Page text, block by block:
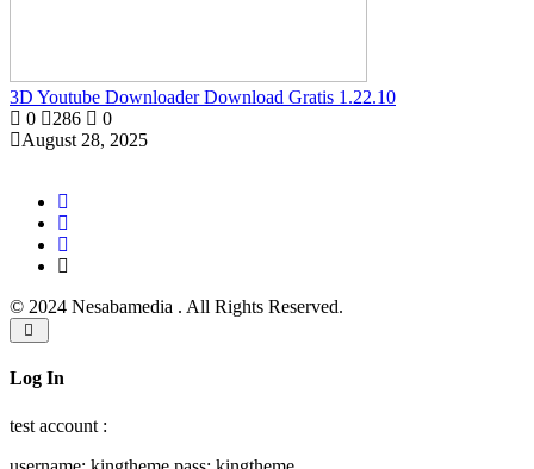
3D Youtube Downloader Download Gratis 1.22.10
0
286
0
August 28, 2025
© 2024 Nesabamedia . All Rights Reserved.
Log In
test account :